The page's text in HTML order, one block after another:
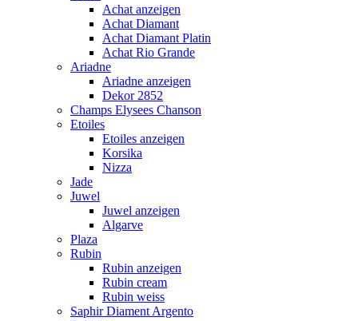
Achat anzeigen
Achat Diamant
Achat Diamant Platin
Achat Rio Grande
Ariadne
Ariadne anzeigen
Dekor 2852
Champs Elysees Chanson
Etoiles
Etoiles anzeigen
Korsika
Nizza
Jade
Juwel
Juwel anzeigen
Algarve
Plaza
Rubin
Rubin anzeigen
Rubin cream
Rubin weiss
Saphir Diament Argento